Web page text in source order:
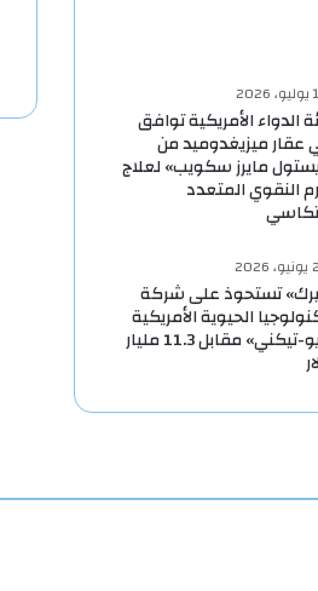
الدواء الأمريكية توافق
عقار ميزيغدوميد من
مايرز سكويب» لعلاج
النقوي المتعدد
تستحوذ على شركة
الحيوية الأمريكية
«بايو-تيكني» مقابل 11.3 مليار